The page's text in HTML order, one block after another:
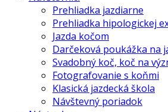
Prehliadka jazdiarne
Prehliadka hipologickej
Jazda kočom
Darčeková poukážka na
Svadobný koč, koč na
Fotografovanie s koňmi
Klasická jazdecká škola
Návštevný poriadok